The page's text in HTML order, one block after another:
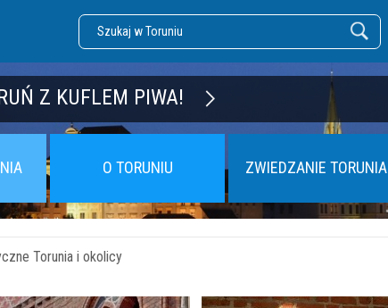
Z KUFLEM PIWA!
TORUŃ
O TORUNIU ZWIEDZANIE TORUNIA
Torunia i okolicy